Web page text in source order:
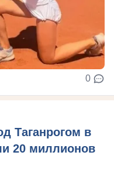
0
Таганрогом в
20 миллионов